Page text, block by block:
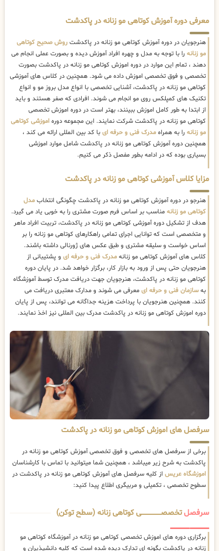
معرفی دوره آموزش کوتاهی مو زنانه در پاکدشت
هنرجویان در دوره آموزش کوتاهی مو زنانه در پاکدشت روش صحیح کوتاهی
مو زنانه را با توجه به مدل و چهره افراد آموزش دیده و بصورت عملی انجام می
دهند ، تمام این موارد در دوره اموزش کوتاهی مو زنانه در پاکدشت بصورت
تخصصی و فوق تخصصی اموزش داده می شود. همچنین در کلاس های آموزشی
کوتاهی مو زنانه در پاکدشت، آشنایی تخصصی با انواع مدل بروز مو و انواع
تکنیک های کمپلکس روی مو انجام می شوند. افرادی که صفر هستند و باید
از ابتدا به طور کامل اموزش ببینند، بهتر است در دوره اموزش تخصصی
کوتاهی مو زنانه در پاکدشت شرکت نمایند. این مجموعه دوره اموزشی کوتاهی
مو زنانه را به همراه مدرک فنی و حرفه ای با کد بین المللی ارائه می کند ،
همچنین دوره آموزش کوتاهی مو زنانه در پاکدشت شامل موارد اموزشی
بسیاری بوده که در ادامه بطور مفصل ذکر می کنیم.
مزایا کلاس آموزشی کوتاهی مو زنانه در پاکدشت
هنرجو در دوره آموزش کوتاهی مو زنانه در پاکدشت چگونگی انتخاب مدل
کوتاهی مو زنانه مناسب بر اساس فرم صورت مشتری را به خوبی یاد می گیرد.
هدف از تشکیل دوره آموزشی کوتاهی مو زنانه در پاکدشت، تربیت افراد ماهر
و متخصصی است که توانایی اجرای تمامی راهکارهای کوتاهی مو زنانه را بر
اساس خواست و سلیقه مشتری و طبق عکس های ژورنالی داشته باشند.
کلاس های آموزش کوتاهی مو زنانه مدرک فنی و حرفه ای و پشتیبانی از
هنرجویان حتی پس از ورود به بازار کار، برگزار خواهد شد. در پایان دوره
کوتاهی مو زنانه در پاکدشت، هنرجویان جهت دریافت مدرک توسط آموزشگاه
بهسازمان فنی و حرفه ای معرفی می شوند و مدارک معتبری دریافت می
کنند. همچنین هنرجویان با پرداخت هزینه جداگانه می توانند، پس از پایان
دوره اموزش کوتاهی مو زنانه در پاکدشت مدرک بین المللی نیز اخذ نمایند.
سرفصل های اموزش کوتاهی مو زنانه در پاکدشت
برخی از سرفصل های تخصصی و فوق تخصصی آموزش کوتاهی مو زنانه در
پاکدشت به شرح زیر میباشد ، همچنین شما میتوانید با تماس با کارشناسان
اموزشگاه عریس از کلیه سرفصل های آموزش کوتاهی مو زنانه در پاکدشت در
سطوح تخصصی ، تکمیلی و مربیگری اطلاع پیدا کنید:
سرفصلتخصصــــــــــــــــــــی کوتاهی زنانه (سطح توکن)
برگزاری دوره های اموزش تخصصی کوتاهی مو زنانه در آموزشگاه کوتاهی مو
زنانه در پاکدشت بگونه ای تدارک دیده شده است که کلیه دانشپذیران و